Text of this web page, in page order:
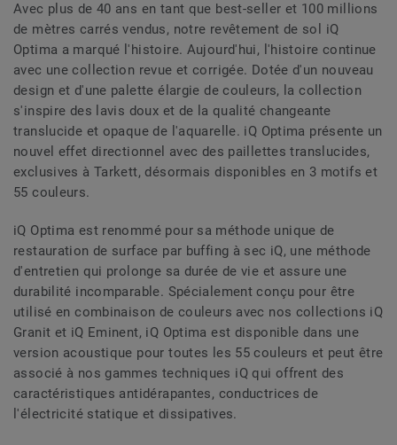
Avec plus de 40 ans en tant que best-seller et 100 millions
de mètres carrés vendus, notre revêtement de sol iQ
Optima a marqué l'histoire. Aujourd'hui, l'histoire continue
avec une collection revue et corrigée. Dotée d'un nouveau
design et d'une palette élargie de couleurs, la collection
s'inspire des lavis doux et de la qualité changeante
translucide et opaque de l'aquarelle. iQ Optima présente un
nouvel effet directionnel avec des paillettes translucides,
exclusives à Tarkett, désormais disponibles en 3 motifs et
55 couleurs.
iQ Optima est renommé pour sa méthode unique de
restauration de surface par buffing à sec iQ, une méthode
d'entretien qui prolonge sa durée de vie et assure une
durabilité incomparable. Spécialement conçu pour être
utilisé en combinaison de couleurs avec nos collections iQ
Granit et iQ Eminent, iQ Optima est disponible dans une
version acoustique pour toutes les 55 couleurs et peut être
associé à nos gammes techniques iQ qui offrent des
caractéristiques antidérapantes, conductrices de
l'électricité statique et dissipatives.